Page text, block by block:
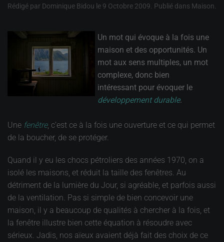
Rédigé par Dominique Bidou le 9 Octobre 2009 . Publié dans Maison
Un mot qui évoque à la fois une
maison et des opportunités. Un
mot aux sens multiples, un mot
complexe, donc bien
intéressant pour évoquer le
développement durable.
Une fenêtre, c’est ce à la fois une ouverture et ce qui permet
de la boucher, de se protéger.
Quand il y eu les chocs pétroliers des années 1970, on a
isolé les maisons, et réduit la taille des fenêtres. Au
détriment de la lumière du Jour, si agréable, et parfois aussi
de la ventilation. Pas si simple de bien concevoir une
maison, il y a beaucoup de qualités à chercher à la fois, et
la fenêtre illustre bien cette équation à résoudre avec
sérieux. Jadis, nos aïeux avaient déjà fait des choix de ce